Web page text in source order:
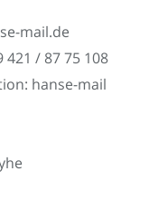
mail.de
/ 87 75 108
hanse-mail